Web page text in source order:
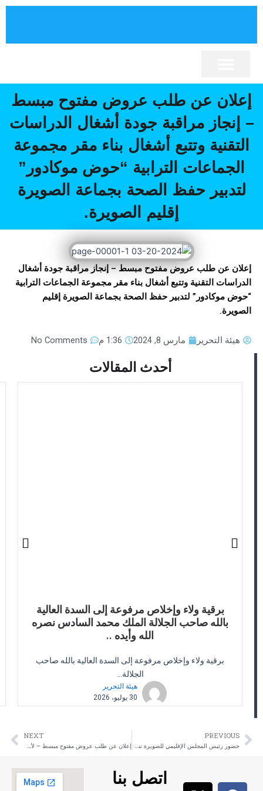
تخطي
إعلان عن طلب عروض مفتوح مبسط
– إنجاز مراقبة جودة أشغال الدراسات
التقنية وتتبع أشغال بناء مقر مجموعة
الجماعات الترابية “حوض موكادور”
لتدبير حفظ الصحة بجماعة الصويرة
إقليم الصويرة.
إعلان عن طلب عروض مفتوح مبسط – إنجاز مراقبة جودة أشغال
الدراسات التقنية وتتبع أشغال بناء مقر مجموعة الجماعات الترابية
“حوض موكادور” لتدبير حفظ الصحة بجماعة الصويرة إقليم
الصويرة.
هيئة التحرير مارس 8, 2024 1:36 م No Comments
أحدث المقالات
برقية ولاء وإخلاص مرفوعة إلى السدة العالية
بالله صاحب الجلالة الملك محمد السادس نصره
الله وأيده ..
برقية ولاء وإخلاص مرفوعة إلى السدة العالية بالله صاحب
الجلالة...
هيئة التحرير
30 يوليو، 2026
Prev
PREVIOUS
NEXT
اتصل بنا